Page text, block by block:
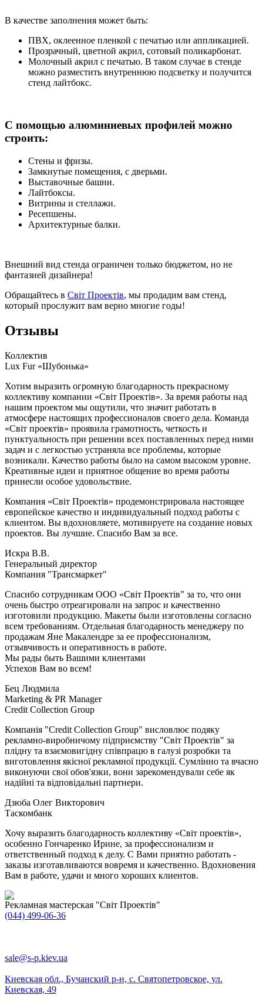
В качестве заполнения может быть:
ПВХ, оклеенное пленкой с печатью или аппликацией.
Прозрачный, цветной акрил, сотовый поликарбонат.
Молочный акрил с печатью. В таком случае в стенде
можно разместить внутреннюю подсветку и получится
стенд лайтбокс.
С помощью алюминиевых профилей можно
строить:
Стены и фризы.
Замкнутые помещения, с дверьми.
Выставочные башни.
Лайтбоксы.
Витрины и стеллажи.
Ресепшены.
Архитектурные балки.
Внешний вид стенда ограничен только бюджетом, но не
фантазией дизайнера!
Обращайтесь в Світ Проектів, мы продадим вам стенд,
который прослужит вам верно многие годы!
Отзывы
Коллектив
Lux Fur «Шубонька»
Хотим выразить огромную благодарность прекрасному
коллективу компании «Світ Проектів». За время работы над
нашим проектом мы ощутили, что значит работать в
атмосфере настоящих профессионалов своего дела. Команда
«Світ проектів» проявила грамотность, четкость и
пунктуальность при решении всех поставленных перед ними
задач и с легкостью устраняла все проблемы, которые
возникали. Качество работы было на самом высоком уровне.
Креативные идеи и приятное общение во время работы
принесли особое удовольствие.
Компания «Світ Проектів» продемонстрировала настоящее
европейское качество и индивидуальный подход работы с
клиентом. Вы вдохновляете, мотивируете на создание новых
проектов. Вы лучшие. Спасибо Вам за все.
Искра В.В.
Генеральный директор
Компания "Трансмаркет"
Спасибо сотрудникам ООО «Світ Проектів” за то, что они
очень быстро отреагировали на запрос и качественно
изготовили продукцию. Макеты были изготовлены согласно
всем требованиям. Отдельная благодарность менеджеру по
продажам Яне Макалендре за ее профессионализм,
отзывчивость и оперативность в работе.
Мы рады быть Вашими клиентами
Успехов Вам во всем!
Бец Людмила
Marketing & PR Manager
Credit Collection Group
Компанія "Credit Collection Group" висловлює подяку
рекламно-виробничому підприємству "Світ Проектів" за
плідну та взаємовигідну співпрацю в галузі розробки та
виготовлення якісної рекламної продукції. Сумлінно та вчасно
виконуючи свої обов'язки, вони зарекомендували себе як
надійні та відповідальні партнери.
Дзюба Олег Викторович
Таскомбанк
Хочу выразить благодарность коллективу «Світ проектів»,
особенно Гончаренко Ирине, за профессионализм и
ответственный подход к делу. С Вами приятно работать -
заказы изготавливаются вовремя и качественно. Вдохновения
Вам в работе, удачи и много хороших клиентов.
Рекламная мастерская "Світ Проектів"
(044) 499-06-36
sale@s-p.kiev.ua
Киевская обл., Бучанский р-н, с. Святопетровское, ул.
Киевская, 49